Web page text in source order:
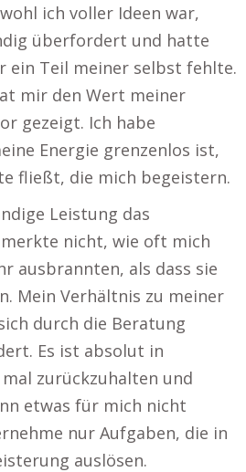
ich voller Ideen war,
überfordert und hatte
ein Teil meiner selbst fehlte.
mir den Wert meiner
gezeigt. Ich habe
Energie grenzenlos ist,
fließt, die mich begeistern.
Leistung das
nicht, wie oft mich
ausbrannten, als dass sie
Mein Verhältnis zu meiner
durch die Beratung
Es ist absolut in
zurückzuhalten und
etwas für mich nicht
nur Aufgaben, die in
auslösen.